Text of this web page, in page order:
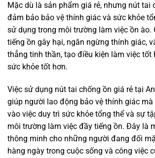
Mặc dù là sản phẩm giá rẻ, nhưng nút tai
đảm bảo bảo vệ thính giác và sức khỏe
sử dụng trong môi trường làm việc ồn ào.
tiếng ồn gây hại, ngăn ngừng thính giác,
thẳng tinh thần, tạo điều kiện làm việc tốt
sức khỏe tốt hơn.
Việc sử dụng nút tai chống ồn giá rẻ tại
giúp người lao động bảo vệ thính giác
vào việc duy trì sức khỏe tổng thể và sự
môi trường làm việc đầy tiếng ồn. Đây là
thông minh cho những người đang đối
hàng ngày trong cuộc sống và công việc